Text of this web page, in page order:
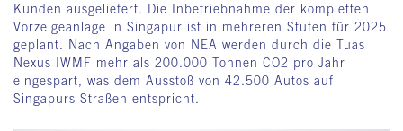
Kunden ausgeliefert. Die Inbetriebnahme der kompletten
Vorzeigeanlage in Singapur ist in mehreren Stufen für 2025
geplant. Nach Angaben von NEA werden durch die Tuas
Nexus IWMF mehr als 200.000 Tonnen CO2 pro Jahr
eingespart, was dem Ausstoß von 42.500 Autos auf
Singapurs Straßen entspricht.